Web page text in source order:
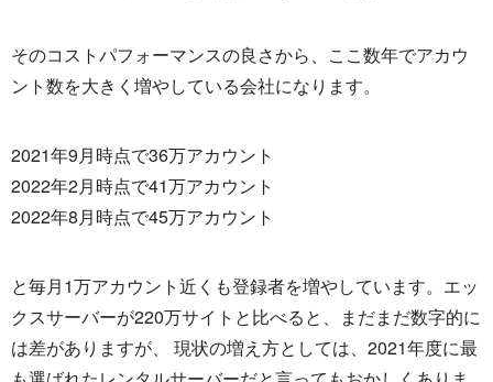
そのコストパフォーマンスの良さから、ここ数年でアカウ
ント数を大きく増やしている会社になります。
2021年9月時点で36万アカウント
2022年2月時点で41万アカウント
2022年8月時点で45万アカウント
と毎月1万アカウント近くも登録者を増やしています。エッ
クスサーバーが220万サイトと比べると、まだまだ数字的に
は差がありますが、 現状の増え方としては、2021年度に最